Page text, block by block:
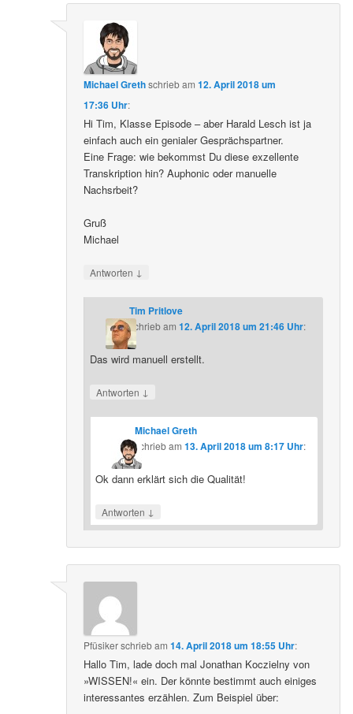
Michael Grethschriebam12. April 2018 um
17:36 Uhr:
Hi Tim, Klasse Episode – aber Harald Lesch ist ja
einfach auch ein genialer Gesprächspartner.
Eine Frage: wie bekommst Du diese exzellente
Transkription hin? Auphonic oder manuelle
Nachsrbeit?
Gruß
Michael
Antworten ↓
Tim Pritlove
schriebam 12. April 2018 um 21:46 Uhr:
Das wird manuell erstellt.
Antworten ↓
Michael Greth
schriebam13. April 2018 um 8:17 Uhr:
Ok dann erklärt sich die Qualität!
Antworten ↓
Pfüsikerschriebam14. April 2018 um 18:55 Uhr:
Hallo Tim, lade doch mal Jonathan Koczielny von
»WISSEN!« ein. Der könnte bestimmt auch einiges
interessantes erzählen. Zum Beispiel über: